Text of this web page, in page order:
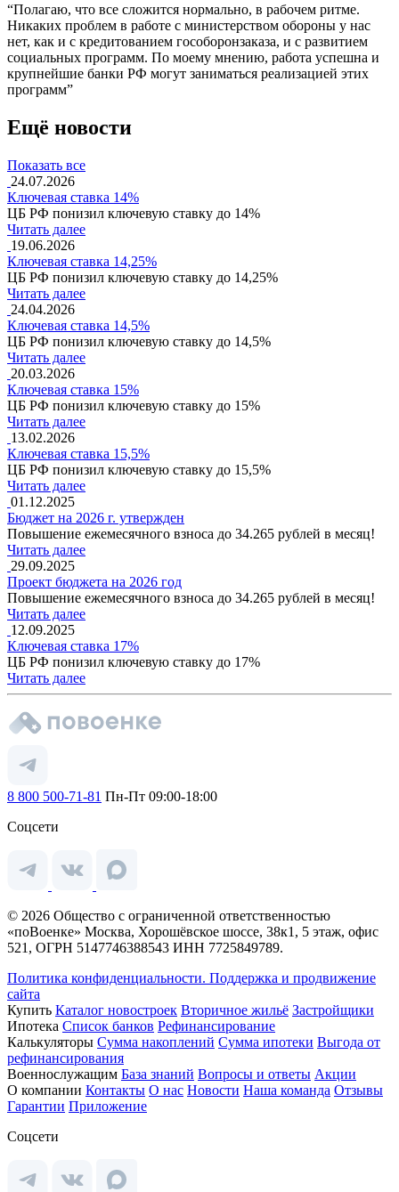
“Полагаю, что все сложится нормально, в рабочем ритме.
Никаких проблем в работе с министерством обороны у нас
нет, как и с кредитованием гособоронзаказа, и с развитием
социальных программ. По моему мнению, работа успешна и
крупнейшие банки РФ могут заниматься реализацией этих
программ”
Ещё новости
Показать все
24.07.2026
Ключевая ставка 14%
ЦБ РФ понизил ключевую ставку до 14%
Читать далее
19.06.2026
Ключевая ставка 14,25%
ЦБ РФ понизил ключевую ставку до 14,25%
Читать далее
24.04.2026
Ключевая ставка 14,5%
ЦБ РФ понизил ключевую ставку до 14,5%
Читать далее
20.03.2026
Ключевая ставка 15%
ЦБ РФ понизил ключевую ставку до 15%
Читать далее
13.02.2026
Ключевая ставка 15,5%
ЦБ РФ понизил ключевую ставку до 15,5%
Читать далее
01.12.2025
Бюджет на 2026 г. утвержден
Повышение ежемесячного взноса до 34.265 рублей в месяц!
Читать далее
29.09.2025
Проект бюджета на 2026 год
Повышение ежемесячного взноса до 34.265 рублей в месяц!
Читать далее
12.09.2025
Ключевая ставка 17%
ЦБ РФ понизил ключевую ставку до 17%
Читать далее
8 800 500-71-81 Пн-Пт 09:00-18:00
Соцсети
© 2026 Общество с ограниченной ответственностью
«поВоенке» Москва, Хорошёвское шоссе, 38к1, 5 этаж, офис
521, ОГРН 5147746388543 ИНН 7725849789.
Политика конфиденциальности. Поддержка и продвижение
сайта
Купить Каталог новостроек Вторичное жильё Застройщики
Ипотека Список банков Рефинансирование
Калькуляторы Сумма накоплений Сумма ипотеки Выгода от
рефинансирования
Военнослужащим База знаний Вопросы и ответы Акции
О компании Контакты О нас Новости Наша команда Отзывы
Гарантии Приложение
Соцсети